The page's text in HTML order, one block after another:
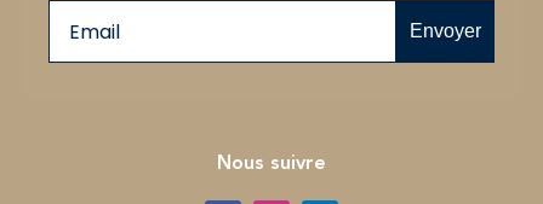
Envoyer
Nous suivre